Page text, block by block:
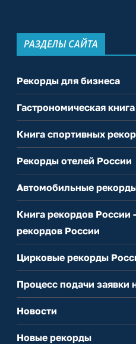
РАЗДЕЛЫ САЙТА
Рекорды для бизнеса
Гастрономическая
Книга спортивных
Рекорды отелей России
Автомобильные
Книга рекордов
рекордов России
Цирковые рекорды
Процесс подачи заявки
Новости
Новые рекорды